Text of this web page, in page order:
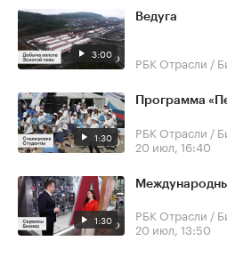
3:00
Ведуга
РБК Отрасли /
1:30
Программа
РБК Отрасли /
20 июл, 16:40
1:30
РБК Отрасли /
20 июл, 13:50